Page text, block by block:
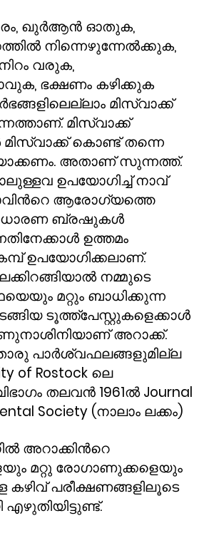
, ഖുർആൻ ഓതുക,
നിന്നെഴുന്നേൽക്കുക,
വരുക,
, ഭക്ഷണം കഴിക്കുക
മിസ്വാക്ക്
മിസ്വാക്ക്
കൊണ്ട് തന്നെ
അതാണ് സുന്നത്ത്.
ഉപയോഗിച്ച് നാവ്
ആരോഗ്യത്തെ
ബ്രഷുകൾ
ഉത്തമം
ഉപയോഗിക്കലാണ്.
നമ്മുടെ
മറ്റും ബാധിക്കുന്ന
ടൂത്ത്പേസ്റ്റുകളെക്കാൾ
അറാക്ക്.
പാർശ്വഫലങ്ങളുമില്ല
of Rostock ലെ
തലവൻ 1961ൽJournal
Society (നാലാം ലക്കം)
അറാക്കിൻറെ
മറ്റു രോഗാണുക്കളെയും
കഴിവ് പരീക്ഷണങ്ങളിലൂടെ